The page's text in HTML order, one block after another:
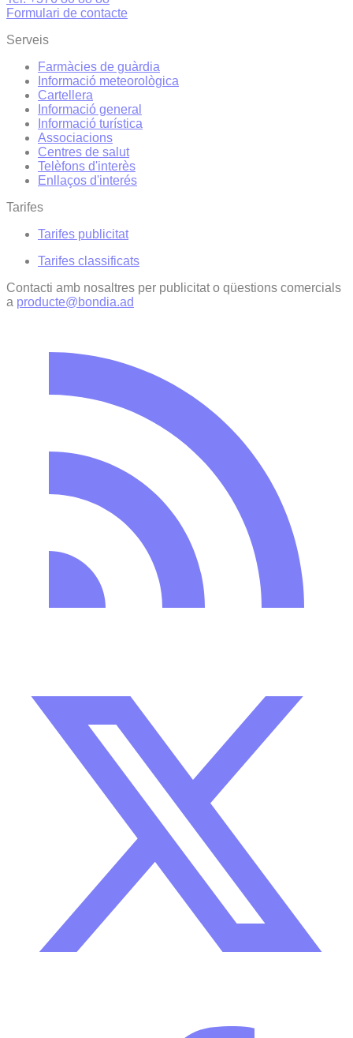
Formulari de contacte
Serveis
Farmàcies de guàrdia
Informació meteorològica
Cartellera
Informació general
Informació turística
Associacions
Centres de salut
Telèfons d'interès
Enllaços d'interés
Tarifes
Tarifes publicitat
Tarifes classificats
Contacti amb nosaltres per publicitat o qüestions comercials
a producte@bondia.ad